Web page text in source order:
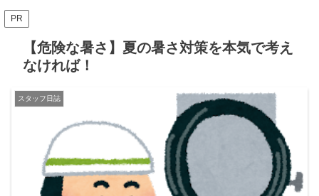
PR
【危険な暑さ】夏の暑さ対策を本気で考え
なければ！
スタッフ日誌